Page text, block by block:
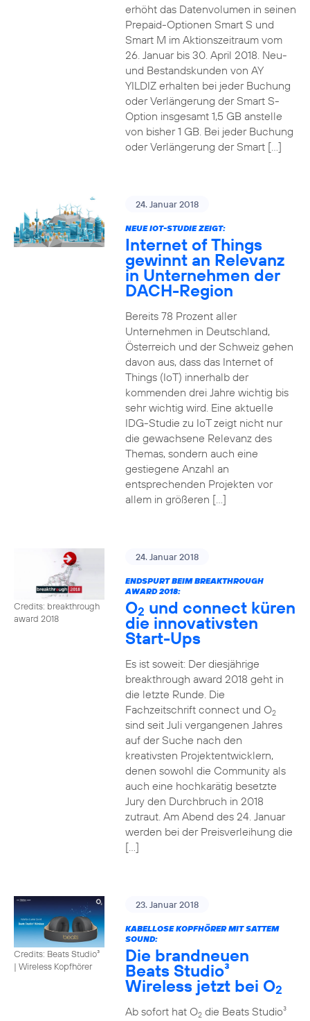
erhöht das Datenvolumen in seinen
Prepaid-Optionen Smart S und
Smart M im Aktionszeitraum vom
26. Januar bis 30. April 2018. Neu-
und Bestandskunden von AY
YILDIZ erhalten bei jeder Buchung
oder Verlängerung der Smart S-
Option insgesamt 1,5 GB anstelle
von bisher 1 GB. Bei jeder Buchung
oder Verlängerung der Smart […]
24. Januar 2018
NEUE IOT-STUDIE ZEIGT:
Internet of Things
gewinnt an Relevanz
in Unternehmen der
DACH-Region
Bereits 78 Prozent aller
Unternehmen in Deutschland,
Österreich und der Schweiz gehen
davon aus, dass das Internet of
Things (IoT) innerhalb der
kommenden drei Jahre wichtig bis
sehr wichtig wird. Eine aktuelle
IDG-Studie zu IoT zeigt nicht nur
die gewachsene Relevanz des
Themas, sondern auch eine
gestiegene Anzahl an
entsprechenden Projekten vor
allem in größeren […]
Credits: breakthrough
award 2018
24. Januar 2018
ENDSPURT BEIM BREAKTHROUGH
AWARD 2018:
O2 und connect küren
die innovativsten
Start-Ups
Es ist soweit: Der diesjährige
breakthrough award 2018 geht in
die letzte Runde. Die
Fachzeitschrift connect und O2
sind seit Juli vergangenen Jahres
auf der Suche nach den
kreativsten Projektentwicklern,
denen sowohl die Community als
auch eine hochkarätig besetzte
Jury den Durchbruch in 2018
zutraut. Am Abend des 24. Januar
werden bei der Preisverleihung die
[…]
Credits: Beats Studio³
| Wireless Kopfhörer
23. Januar 2018
KABELLOSE KOPFHÖRER MIT SATTEM
SOUND:
Die brandneuen
Beats Studio³
Wireless jetzt bei O2
Ab sofort hat O2die Beats Studio³